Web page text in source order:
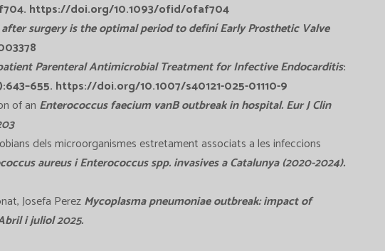
https://doi.org/10.1093/ofid/ofaf704
surgery is the optimal period to definí Early Prosthetic Valve
Parenteral Antimicrobial Treatment for Infective Endocarditis:
https://doi.org/10.1007/s40121-025-01110-9
of an Enterococcus faecium vanB outbreak in hospital. Eur J Clin
dels microorganismes estretament associats a les infeccions
aureus i Enterococcus spp. invasives a Catalunya (2020-2024).
Josefa PerezMycoplasma pneumoniae outbreak: impact of
i juliol 2025.